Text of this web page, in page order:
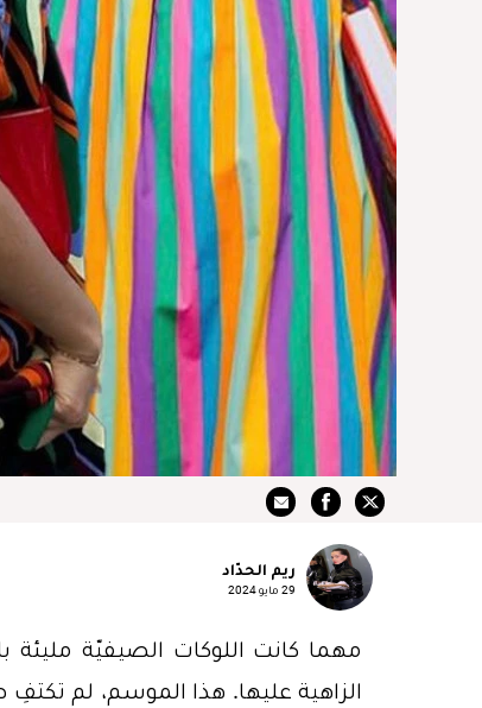
ريم الحدّاد
29 مايو 2024
مهما كانت اللوكات الصيفيّة مليئة
الزاهية عليها. هذا الموسم، لم